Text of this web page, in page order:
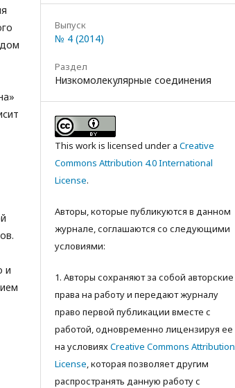
и
Выпуск
№ 4 (2014)
Раздел
Низкомолекулярные соединения
This work is licensed under a Creative
Commons Attribution 4.0 International
License.
Авторы, которые публикуются в данном
журнале, соглашаются со следующими
условиями:
1. Авторы сохраняют за собой авторские
права на работу и передают журналу
право первой публикации вместе с
работой, одновременно лицензируя ее
на условияхCreative Commons Attribution
License, которая позволяет другим
распространять данную работу с